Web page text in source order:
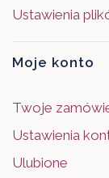
Ustawienia
Moje konto
Twoje
Ustawienia
Ulubione